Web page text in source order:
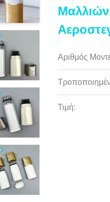
Αριθμός
Τιμή: